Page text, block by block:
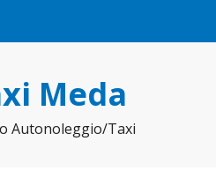
Meda
Autonoleggio/Taxi